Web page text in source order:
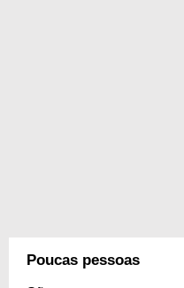
Poucas pessoas